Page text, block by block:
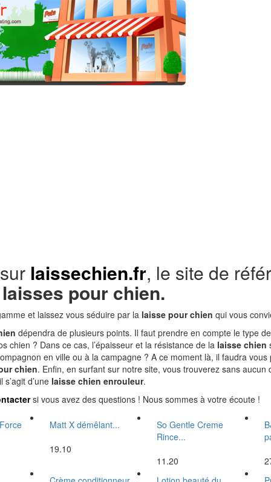
laissechien.fr, le site de
laisses pour chien.
et laissez vous séduire par la laisse pour chien qui vous
dépendra de plusieurs points. Il faut prendre en compte le type
chien ? Dans ce cas, l’épaisseur et la résistance de la laisse chien
en ville ou à la campagne ? A ce moment là, il faudra
chien. Enfin, en surfant sur notre site, vous trouverez sans
d’une laisse chien enrouleur.
si vous avez des questions ! Nous sommes à votre écoute !
Matt X démêlant...
19.10
So Gentle Creme
Rince...
11.20